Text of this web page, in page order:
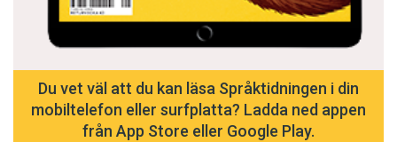
Du vet väl att du kan läsa Språktidningen i din
mobiltelefon eller surfplatta? Ladda ned appen
från App Store eller Google Play.